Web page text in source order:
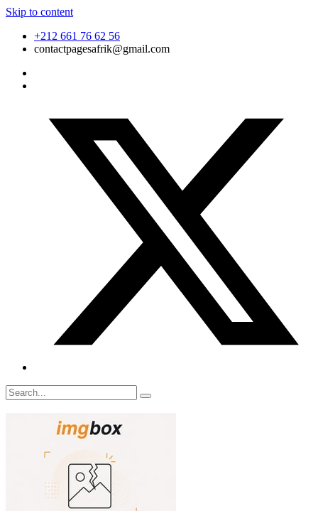
Skip to content
+212 661 76 62 56
contactpagesafrik@gmail.com